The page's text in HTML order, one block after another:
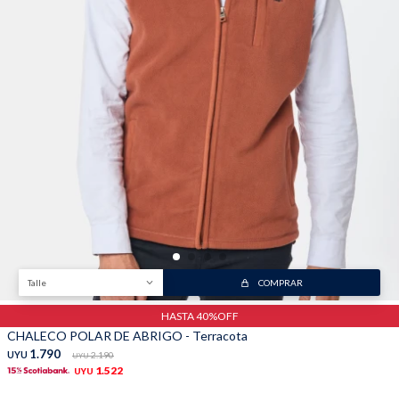
Talle COMPRAR
HASTA 40%OFF
CHALECO POLAR DE ABRIGO - Terracota
UYU 1.790 UYU 2.190
UYU 1.522
Trabaja con nosotros